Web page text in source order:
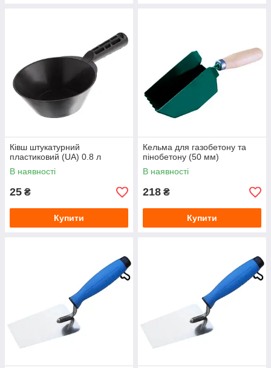
Ківш штукатурний
пластиковий (UA) 0.8 л
В наявності
25 ₴
Купити
Кельма для газобетону та
пінобетону (50 мм)
В наявності
218 ₴
Купити